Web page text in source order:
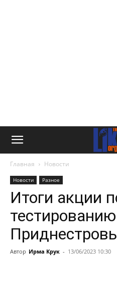
Главная Новости
Новости Разное
Итоги акции
Автор Ирма Крук - 13/06/2023 10:30